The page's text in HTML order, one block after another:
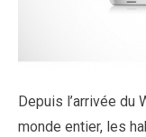
Depuis l’arrivée
monde entier, les